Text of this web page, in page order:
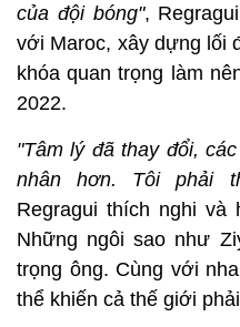
của đội bóng",
với Maroc, xây dựng lối
khóa quan trọng làm
2022.
"Tâm lý đã thay đổi,
nhân hơn. Tôi phải
Regragui thích nghi và
Những ngôi sao như
trọng ông. Cùng với
thể khiến cả thế giới